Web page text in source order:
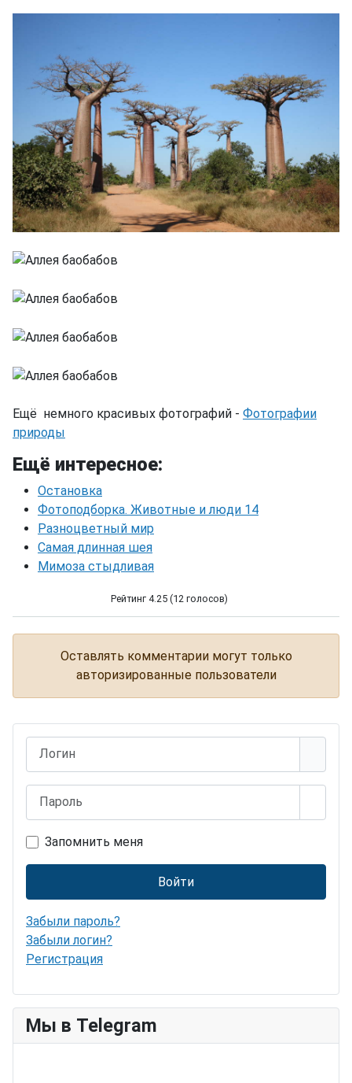
Ещё немного красивых фотографий - Фотографии
природы
Ещё интересное:
Остановка
Фотоподборка. Животные и люди 14
Разноцветный мир
Самая длинная шея
Мимоза стыдливая
Рейтинг 4.25 (12 голосов)
Оставлять комментарии могут только
авторизированные пользователи
Запомнить меня
Войти
Забыли пароль?
Забыли логин?
Регистрация
Мы в Telegram